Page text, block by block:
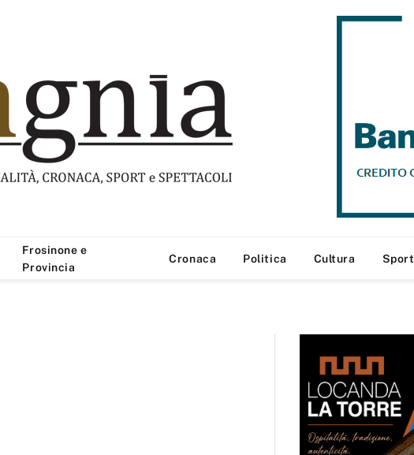
Frosinone e
Provincia
Cronaca Politica Cultura Sport